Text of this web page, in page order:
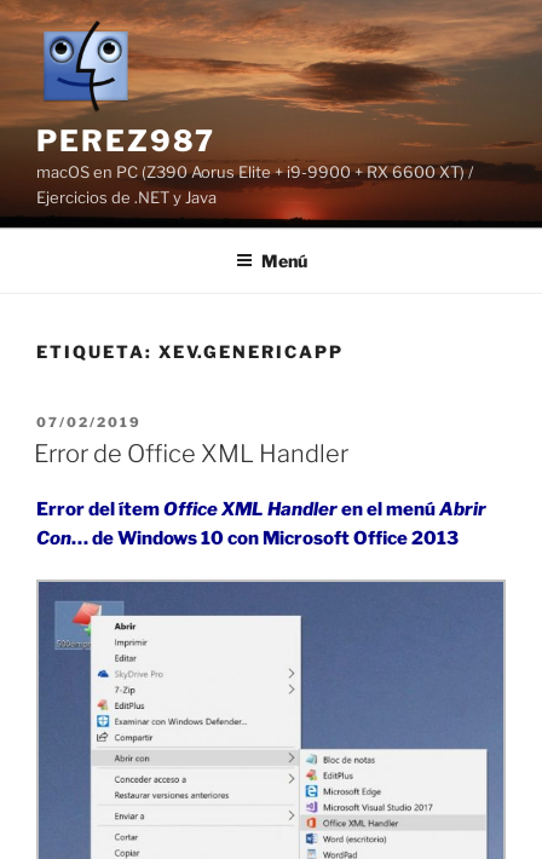
Saltar
contenido
PEREZ987
macOS en PC (Z390 Aorus Elite + i9-9900 + RX 6600 XT) /
Ejercicios de .NET y Java
Menú
ETIQUETA: XEV.GENERICAPP
PUBLICADO
EL
07/02/2019
Error de Office XML Handler
Error del ítemOffice XML Handleren el menúAbrir
Con… de Windows 10 con Microsoft Office 2013